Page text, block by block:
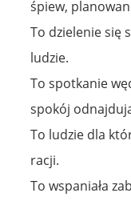
śpiew,
To dzielenie się
ludzie.
To spotkanie
spokój
To ludzie dla
racji.
To wspaniała